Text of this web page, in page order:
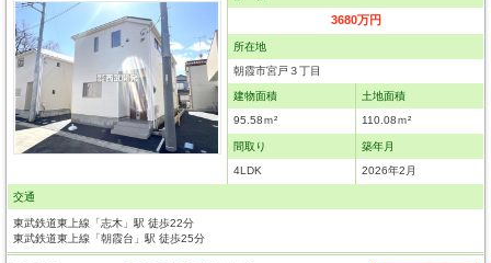
3680万円
所在地
朝霞市宮戸３丁目
建物面積
95.58ｍ²
土地面積
110.08ｍ²
間取り
4LDK
築年月
2026年2月
交通
東武鉄道東上線「志木」駅 徒歩22分
東武鉄道東上線「朝霞台」駅 徒歩25分